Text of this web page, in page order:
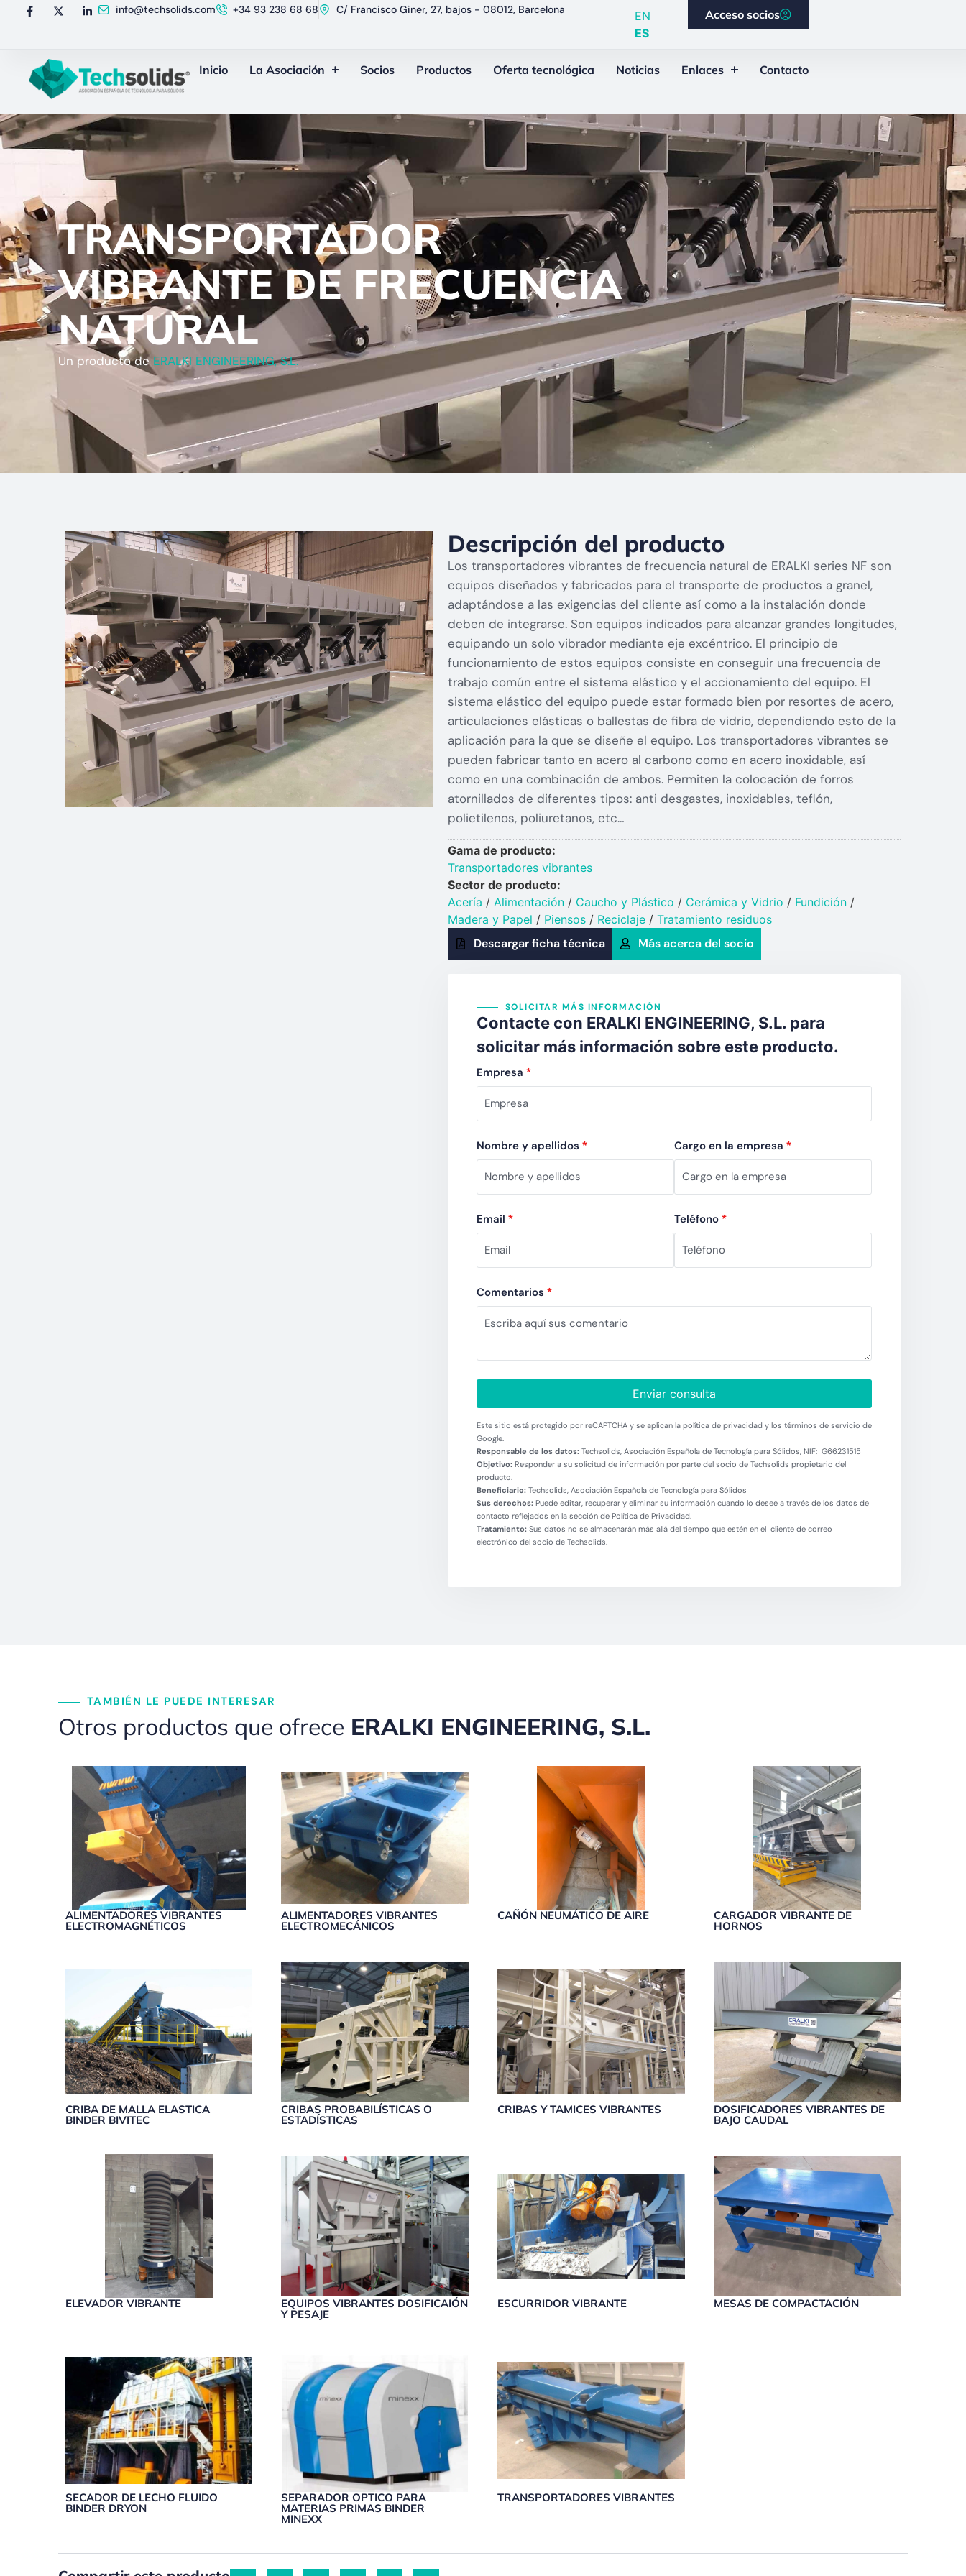
info@techsolids.com +34 93 238 68 68 C/ Francisco Giner, 27, bajos - 08012, Barcelona
EN
ES
Acceso socios
Inicio La Asociación Socios Productos Oferta tecnológica Noticias Enlaces Contacto
TRANSPORTADOR
VIBRANTE DE FRECUENCIA
NATURAL
Un producto deERALKI ENGINEERING, S.L.
Descripción del producto
Los transportadores vibrantes de frecuencia natural de ERALKI series NF son
equipos diseñados y fabricados para el transporte de productos a granel,
adaptándose a las exigencias del cliente así como a la instalación donde
deben de integrarse. Son equipos indicados para alcanzar grandes longitudes,
equipando un solo vibrador mediante eje excéntrico. El principio de
funcionamiento de estos equipos consiste en conseguir una frecuencia de
trabajo común entre el sistema elástico y el accionamiento del equipo. El
sistema elástico del equipo puede estar formado bien por resortes de acero,
articulaciones elásticas o ballestas de fibra de vidrio, dependiendo esto de la
aplicación para la que se diseñe el equipo. Los transportadores vibrantes se
pueden fabricar tanto en acero al carbono como en acero inoxidable, así
como en una combinación de ambos. Permiten la colocación de forros
atornillados de diferentes tipos: anti desgastes, inoxidables, teflón,
polietilenos, poliuretanos, etc…
Gama de producto:
Transportadores vibrantes
Sector de producto:
Acería / Alimentación/ Caucho y Plástico​ / Cerámica y Vidrio​ / Fundición/
Madera y Papel / Piensos/ Reciclaje/ Tratamiento residuos
Descargar ficha técnica Más acerca del socio
SOLICITAR MÁS INFORMACIÓN
Contacte con ERALKI ENGINEERING, S.L. para
solicitar más información sobre este producto.
Empresa *
Nombre y apellidos * Cargo en la empresa*
Email * Teléfono*
Comentarios *
Enviar consulta
Este sitio está protegido por reCAPTCHA y se aplican la política de privacidad y los términos de servicio de
Google.
Responsable de los datos:Techsolids, Asociación Española de Tecnología para Sólidos, NIF: G66231515
Objetivo:Responder a su solicitud de información por parte del socio de Techsolids propietario del
producto.
Beneficiario:Techsolids, Asociación Española de Tecnología para Sólidos
Sus derechos:Puede editar, recuperar y eliminar su información cuando lo desee a través de los datos de
contacto reflejados en la sección de Política de Privacidad.
Tratamiento:Sus datos no se almacenarán más allá del tiempo que estén en el cliente de correo
electrónico del socio de Techsolids.
TAMBIÉN LE PUEDE INTERESAR
Otros productos que ofrece ERALKI ENGINEERING, S.L.
ALIMENTADORES VIBRANTES
ELECTROMAGNÉTICOS
ALIMENTADORES VIBRANTES
ELECTROMECÁNICOS
CAÑÓN NEUMÁTICO DE AIRE CARGADOR VIBRANTE DE
HORNOS
CRIBA DE MALLA ELASTICA
BINDER BIVITEC
CRIBAS PROBABILÍSTICAS O
ESTADÍSTICAS
CRIBAS Y TAMICES VIBRANTES DOSIFICADORES VIBRANTES DE
BAJO CAUDAL
ELEVADOR VIBRANTE EQUIPOS VIBRANTES DOSIFICAIÓN
Y PESAJE
ESCURRIDOR VIBRANTE MESAS DE COMPACTACIÓN
SECADOR DE LECHO FLUIDO
BINDER DRYON
SEPARADOR OPTICO PARA
MATERIAS PRIMAS BINDER
MINEXX
TRANSPORTADORES VIBRANTES